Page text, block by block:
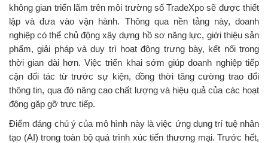
không gian triển lãm trên môi trường số TradeXpo sẽ được thiết
lập và đưa vào vận hành. Thông qua nền tảng này, doanh
nghiệp có thể chủ động xây dựng hồ sơ năng lực, giới thiệu sản
phẩm, giải pháp và duy trì hoạt động trưng bày, kết nối trong
thời gian dài hơn. Việc triển khai sớm giúp doanh nghiệp tiếp
cận đối tác từ trước sự kiện, đồng thời tăng cường trao đổi
thông tin, qua đó nâng cao chất lượng và hiệu quả của các hoạt
động gặp gỡ trực tiếp.
Điểm đáng chú ý của mô hình này là việc ứng dụng trí tuệ nhân
tạo (AI) trong toàn bộ quá trình xúc tiến thương mại. Trước hết,